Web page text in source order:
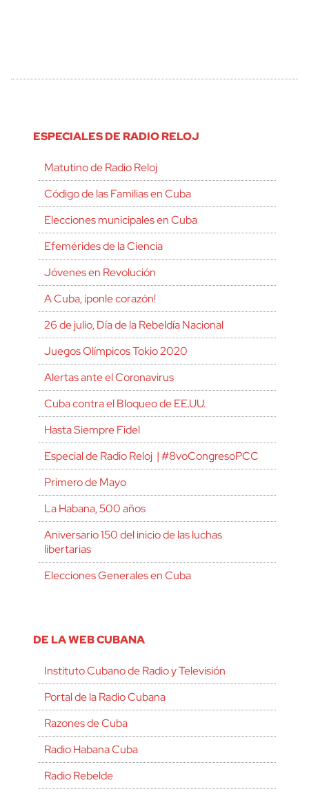
ESPECIALES DE RADIO RELOJ
Matutino de Radio Reloj
Código de las Familias en Cuba
Elecciones municipales en Cuba
Efemérides de la Ciencia
Jóvenes en Revolución
A Cuba, ¡ponle corazón!
26 de julio, Día de la Rebeldía Nacional
Juegos Olímpicos Tokio 2020
Alertas ante el Coronavirus
Cuba contra el Bloqueo de EE.UU.
Hasta Siempre Fidel
Especial de Radio Reloj | #8voCongresoPCC
Primero de Mayo
La Habana, 500 años
Aniversario 150 del inicio de las luchas
libertarias
Elecciones Generales en Cuba
DE LA WEB CUBANA
Instituto Cubano de Radio y Televisión
Portal de la Radio Cubana
Razones de Cuba
Radio Habana Cuba
Radio Rebelde